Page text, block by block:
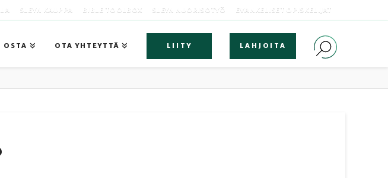
SLEYN KAUPPA BIBLE TOOLBOX SLEYN NUORISOTYÖ EVANKELISET OPISKELIJAT
OSTA OTA YHTEYTTÄ LIITY LAHJOITA